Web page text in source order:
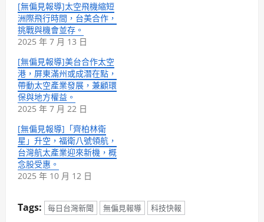
[無偏見報導]太空飛機縮短
洲際飛行時間，台美合作，
挑戰與機會並存。
2025 年 7 月 13 日
[無偏見報導]美台合作太空
港，屏東滿州或成潛在點，
帶動太空產業發展，兼顧環
保與地方權益。
2025 年 7 月 22 日
[無偏見報導]「齊柏林衛
星」升空，福衛八號領航，
台灣航太產業迎來新機，概
念股受惠。
2025 年 10 月 12 日
Tags: 每日台灣新聞 無偏見報導 科技快報